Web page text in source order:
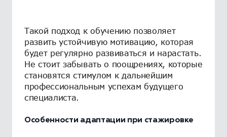
Такой подход к обучению позволяет
развить устойчивую мотивацию, которая
будет регулярно развиваться и нарастать.
Не стоит забывать о поощрениях, которые
становятся стимулом к дальнейшим
профессиональным успехам будущего
специалиста.
Особенности адаптации при стажировке